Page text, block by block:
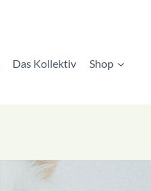
Das Kollektiv Shop